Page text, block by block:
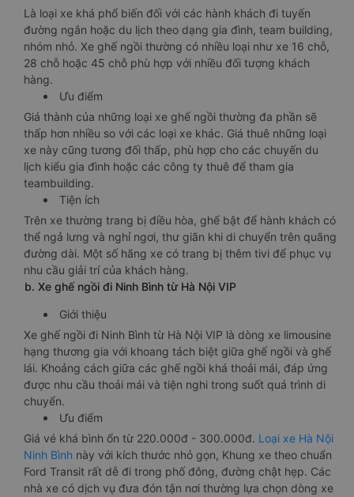
Là loại xe khá phổ biến đối với các hành khách đi tuyến
đường ngắn hoặc du lịch theo dạng gia đình, team building,
nhóm nhỏ. Xe ghế ngồi thường có nhiều loại như xe 16 chỗ,
28 chỗ hoặc 45 chỗ phù hợp với nhiều đối tượng khách
hàng.
Ưu điểm
Giá thành của những loại xe ghế ngồi thường đa phần sẽ
thấp hơn nhiều so với các loại xe khác. Giá thuê những loại
xe này cũng tương đối thấp, phù hợp cho các chuyến du
lịch kiểu gia đình hoặc các công ty thuê để tham gia
teambuilding.
Tiện ích
Trên xe thường trang bị điều hòa, ghế bật để hành khách có
thể ngả lưng và nghỉ ngơi, thư giãn khi di chuyển trên quãng
đường dài. Một số hãng xe có trang bị thêm tivi để phục vụ
nhu cầu giải trí của khách hàng.
b. Xe ghế ngồi đi Ninh Bình từ Hà Nội VIP
Giới thiệu
Xe ghế ngồi đi Ninh Bình từ Hà Nội VIP là dòng xe limousine
hạng thương gia với khoang tách biệt giữa ghế ngồi và ghế
lái. Khoảng cách giữa các ghế ngồi khá thoải mái, đáp ứng
được nhu cầu thoải mái và tiện nghi trong suốt quá trình di
chuyển.
Ưu điểm
Giá vé khá bình ổn từ 220.000đ - 300.000đ. Loại xe Hà Nội
Ninh Bình này với kích thước nhỏ gọn, Khung xe theo chuẩn
Ford Transit rất dễ đi trong phố đông, đường chật hẹp. Các
nhà xe có dịch vụ đưa đón tận nơi thường lựa chọn dòng xe